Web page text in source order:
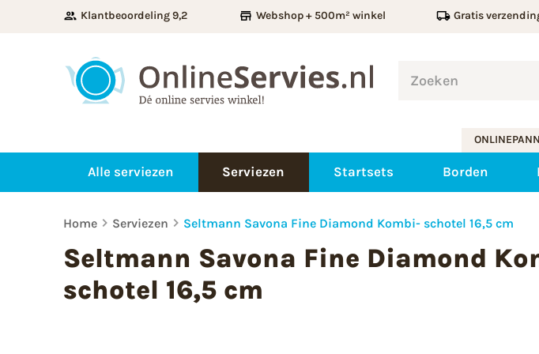
Klantbeoordeling 9,2 Webshop + 500m² winkel Gratis
Alle serviezen Serviezen Startsets Borden
Home Serviezen Seltmann Savona Fine Diamond Kombi- schotel 16,5 cm
Seltmann Savona Fine Diamond
schotel 16,5 cm